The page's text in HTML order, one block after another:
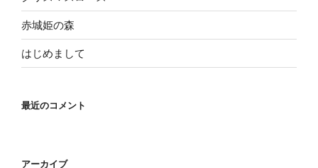
赤城姫の森
はじめまして
最近のコメント
アーカイブ